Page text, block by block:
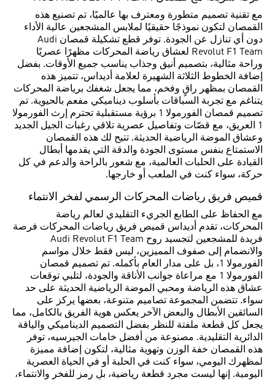
مع تقنية تصميم متطورة ومعترف بها عالميًا، تم تصنيع هذه
القمصان لتكون نموذجًا حقيقيًا لملابس المشجعين عالية الأداء
دون أي تنازل عن الجودة. توفر قطع تشكيلة قمصان Audi
Revolut F1 Team لعشاق رياضة المحركات مظهرًا عصريًا
وراحة مثالية، بتصميم أنيق وجذاب يناسب جميع الأوقات. بفضل
إضافة الخطوط الثلاثة الشهيرة لعلامة أديداس، تتميز هذه
القمصان بمظهر راقٍ وفخم، مما يجعل شغفك برياضة المحركات
يتناغم مع تجربة السباقات بأسلوب ديناميكي مفعم بالحيوية. تم
تصميم قمصان الفورمولا 1 برؤية مستقبلية تحترم إرث الفورمولا
1 العريق، مع قصّات وتفاصيل عصرية تلاقي رغبات الجيل الجديد
وعشاق الموضة الرياضية الحديثة. تتيح لك هذه القمصان
الاستمتاع بنفس مستوى الجودة والدقة التي يقدمها أبطال
القيادة على الحلبات العالمية، مع شعور بالراحة والدعم في كل
حركة، سواء كنت في الملعب أو خارجها.
قميص فريق رياضات المحركات الرسمي لفخر الانتماء
مع الحفاظ على الطابع الجريء التقليدي لعالم رياضة
المحركات، تقدم أديداس قميص فريق رياضات المحركات فرصة
فريدة للمشجعين لتجسيد روح Audi Revolut F1 Team
والانضمام إلى صفوف المميزين، ليس فقط خلال مواسم
الفورمولا 1، بل على مدار العام بأكمله. تم تصميم قمصان
الفورمولا 1 مع مراعاة جوانب الأناقة والجودة، لتلبي توقعات
عشاق هذه الرياضة ومحبي الموضة الرياضية الحديثة على حد
سواء. تتضمن المجموعة تصاميم متنوعة، بعضها يركز على
السائقين الأبطال والبعض الآخر يعكس هوية الفريق بالكامل، مما
يجعل كل قطعة ملفتة للنظر بفضل التصميم الديناميكي والياقة
الدائرية التقليدية. مصنوعة من أفضل خامات الجيرسيه، توفر
هذه القمصان خفة الوزن وتهوية مثالية، لتكون إضافة مميزة
لمظهرك اليومي، سواء كنت في الحلبة أو في الحياة العصرية
اليومية. إنها ليست مجرد قطعة رياضية، بل رمز للفخر والانتماء،